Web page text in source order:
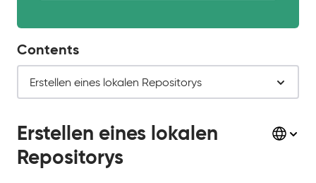
Erstellen eines lokalen
Repositorys
Contents
Erstellen eines lokalen Repositorys